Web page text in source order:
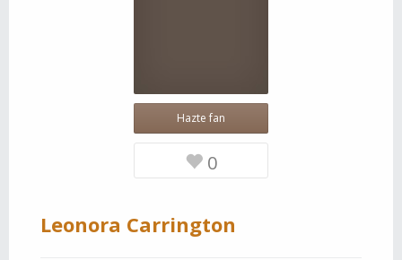
Hazte fan
0
Leonora Carrington